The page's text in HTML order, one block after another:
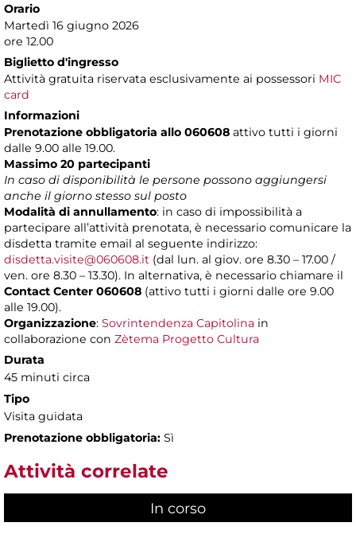
Orario
Martedì 16 giugno 2026
ore 12.00
Biglietto d'ingresso
Attività gratuita riservata esclusivamente ai possessori MIC
card
Informazioni
Prenotazione obbligatoria allo 060608 attivo tutti i giorni
dalle 9.00 alle 19.00.
Massimo 20 partecipanti
In caso di disponibilità le persone possono aggiungersi
anche il giorno stesso sul posto
Modalità di annullamento: in caso di impossibilità a
partecipare all’attività prenotata, è necessario comunicare la
disdetta tramite email al seguente indirizzo:
disdetta.visite@060608.it (dal lun. al giov. ore 8.30 – 17.00 /
ven. ore 8.30 – 13.30). In alternativa, è necessario chiamare il
Contact Center 060608 (attivo tutti i giorni dalle ore 9.00
alle 19.00).
Organizzazione: Sovrintendenza Capitolina in
collaborazione con Zètema Progetto Cultura
Durata
45 minuti circa
Tipo
Visita guidata
Prenotazione obbligatoria: Sì
Attività correlate
In corso